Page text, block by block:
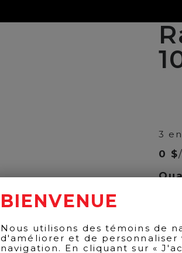
3
0 $
BIENVENUE
Nous utilisons des témoins de
d'améliorer et de personnaliser
navigation. En cliquant sur «